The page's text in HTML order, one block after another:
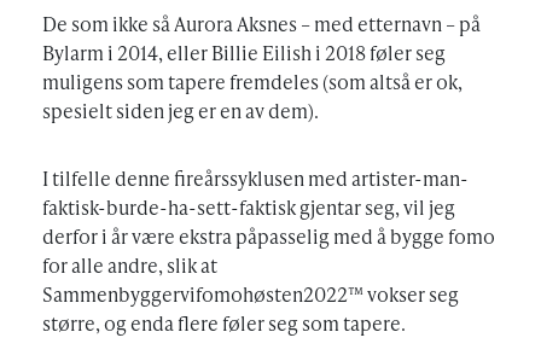
De som ikke så Aurora Aksnes – med etternavn – på
Bylarm i 2014, eller Billie Eilish i 2018 føler seg
muligens som tapere fremdeles (som altså er ok,
spesielt siden jeg er en av dem).
I tilfelle denne fireårssyklusen med artister-man-
faktisk-burde-ha-sett-faktisk gjentar seg, vil jeg
derfor i år være ekstra påpasselig med å bygge fomo
for alle andre, slik at
Sammenbyggervifomohøsten2022™ vokser seg
større, og enda flere føler seg som tapere.